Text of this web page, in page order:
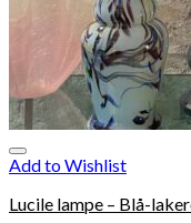
Add to Wishlist
Lucile lampe – Blå-